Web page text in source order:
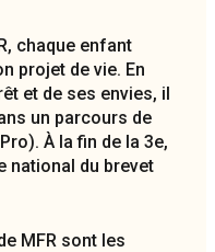
chaque enfant
projet de vie. En
et de ses envies, il
un parcours de
À la fin de la 3e,
national du brevet
MFR sont les